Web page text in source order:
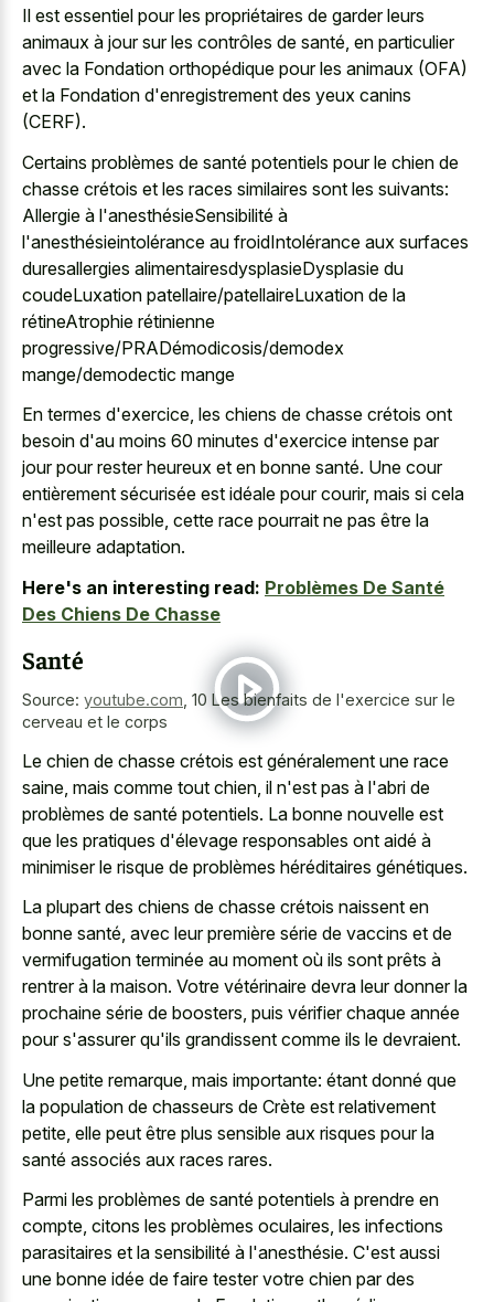
Il est essentiel pour les propriétaires de garder leurs
animaux à jour sur les contrôles de santé, en particulier
avec la Fondation orthopédique pour les animaux (OFA)
et la Fondation d'enregistrement des yeux canins
(CERF).
Certains problèmes de santé potentiels pour le chien de
chasse crétois et les races similaires sont les suivants:
Allergie à l'anesthésieSensibilité à
l'anesthésieintolérance au froidIntolérance aux surfaces
duresallergies alimentairesdysplasieDysplasie du
coudeLuxation patellaire/patellaireLuxation de la
rétineAtrophie rétinienne
progressive/PRADémodicosis/demodex
mange/demodectic mange
En termes d'exercice, les chiens de chasse crétois ont
besoin d'au moins 60 minutes d'exercice intense par
jour pour rester heureux et en bonne santé. Une cour
entièrement sécurisée est idéale pour courir, mais si cela
n'est pas possible, cette race pourrait ne pas être la
meilleure adaptation.
Here's an interesting read: Problèmes De Santé
Des Chiens De Chasse
Santé
Source: youtube.com, 10 Les bienfaits de l'exercice sur le
cerveau et le corps
Le chien de chasse crétois est généralement une race
saine, mais comme tout chien, il n'est pas à l'abri de
problèmes de santé potentiels. La bonne nouvelle est
que les pratiques d'élevage responsables ont aidé à
minimiser le risque de problèmes héréditaires génétiques.
La plupart des chiens de chasse crétois naissent en
bonne santé, avec leur première série de vaccins et de
vermifugation terminée au moment où ils sont prêts à
rentrer à la maison. Votre vétérinaire devra leur donner la
prochaine série de boosters, puis vérifier chaque année
pour s'assurer qu'ils grandissent comme ils le devraient.
Une petite remarque, mais importante: étant donné que
la population de chasseurs de Crète est relativement
petite, elle peut être plus sensible aux risques pour la
santé associés aux races rares.
Parmi les problèmes de santé potentiels à prendre en
compte, citons les problèmes oculaires, les infections
parasitaires et la sensibilité à l'anesthésie. C'est aussi
une bonne idée de faire tester votre chien par des